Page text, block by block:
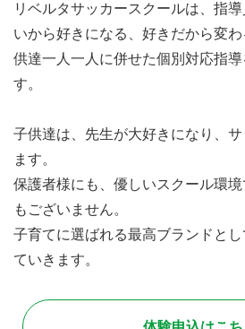
リベルタサッカースクールは、指
いから好きになる、好きだから変
供達一人一人に併せた個別対応指
す。
子供達は、先生が大好きになり、
ます。
保護者様にも、優しいスクール環
もございません。
子育てに選ばれる最高ブランドと
ていきます。